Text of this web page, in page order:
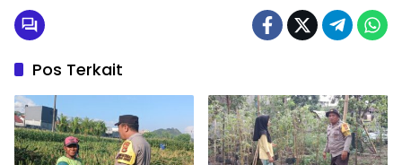
Pos Terkait